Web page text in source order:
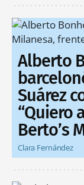
Alberto
Suárez
“Quiero
Berto’s
Clara Fernández